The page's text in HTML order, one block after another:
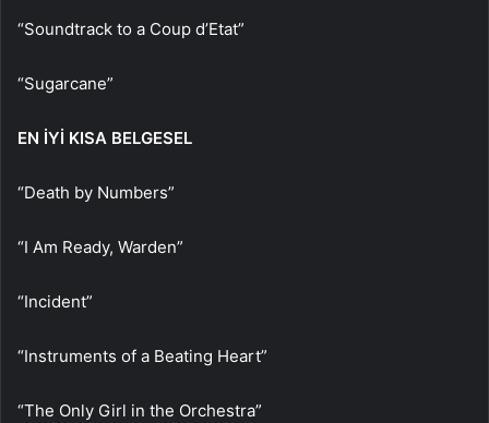
“Soundtrack to a Coup d’Etat”
“Sugarcane”
EN İYİ KISA BELGESEL
“Death by Numbers”
“I Am Ready, Warden”
“Incident”
“Instruments of a Beating Heart”
“The Only Girl in the Orchestra”